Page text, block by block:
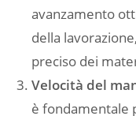
avanzamento
della
preciso dei
Velocità del
è fondamentale